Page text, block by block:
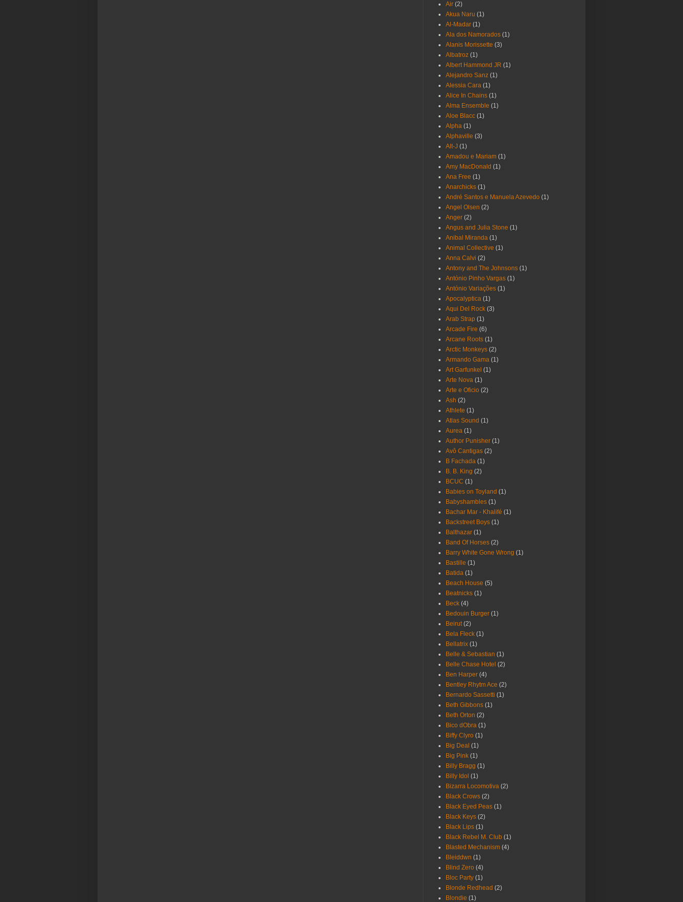
Air (2)
Akua Naru (1)
Al-Madar (1)
Ala dos Namorados (1)
Alanis Morissette (3)
Albatroz (1)
Albert Hammond JR (1)
Alejandro Sanz (1)
Alessia Cara (1)
Alice In Chains (1)
Alma Ensemble (1)
Aloe Blacc (1)
Alpha (1)
Alphaville (3)
Alt-J (1)
Amadou e Mariam (1)
Amy MacDonald (1)
Ana Free (1)
Anarchicks (1)
André Santos e Manuela Azevedo (1)
Angel Olsen (2)
Anger (2)
Angus and Julia Stone (1)
Anibal Miranda (1)
Animal Collective (1)
Anna Calvi (2)
Antony and The Johnsons (1)
António Pinho Vargas (1)
António Variações (1)
Apocalyptica (1)
Aqui Del Rock (3)
Arab Strap (1)
Arcade Fire (6)
Arcane Roots (1)
Arctic Monkeys (2)
Armando Gama (1)
Art Garfunkel (1)
Arte Nova (1)
Arte e Oficio (2)
Ash (2)
Athlete (1)
Atlas Sound (1)
Aurea (1)
Author Punisher (1)
Avô Cantigas (2)
B Fachada (1)
B. B. King (2)
BCUC (1)
Babies on Toyland (1)
Babyshambles (1)
Bachar Mar - Khalifé (1)
Backstreet Boys (1)
Balthazar (1)
Band Of Horses (2)
Barry White Gone Wrong (1)
Bastille (1)
Batida (1)
Beach House (5)
Beatnicks (1)
Beck (4)
Bedouin Burger (1)
Beirut (2)
Bela Fleck (1)
Bellatrix (1)
Belle & Sebastian (1)
Belle Chase Hotel (2)
Ben Harper (4)
Bentley Rhytm Ace (2)
Bernardo Sassetti (1)
Beth Gibbons (1)
Beth Orton (2)
Bico dObra (1)
Biffy Clyro (1)
Big Deal (1)
Big Pink (1)
Billy Bragg (1)
Billy Idol (1)
Bizarra Locomotiva (2)
Black Crows (2)
Black Eyed Peas (1)
Black Keys (2)
Black Lips (1)
Black Rebel M. Club (1)
Blasted Mechanism (4)
Bleiddwn (1)
Blind Zero (4)
Bloc Party (1)
Blonde Redhead (2)
Blondie (1)